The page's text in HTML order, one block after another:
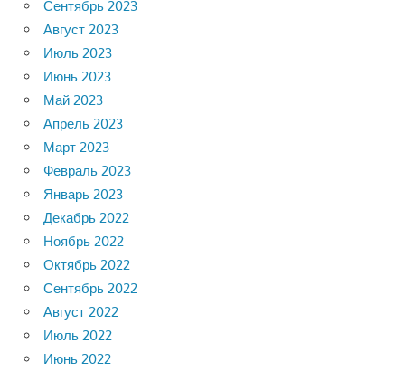
Сентябрь 2023
Август 2023
Июль 2023
Июнь 2023
Май 2023
Апрель 2023
Март 2023
Февраль 2023
Январь 2023
Декабрь 2022
Ноябрь 2022
Октябрь 2022
Сентябрь 2022
Август 2022
Июль 2022
Июнь 2022